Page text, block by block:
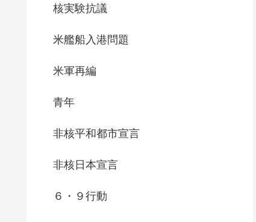
核実験抗議
米艦船入港問題
米軍再編
青年
非核平和都市宣言
非核日本宣言
６・９行動